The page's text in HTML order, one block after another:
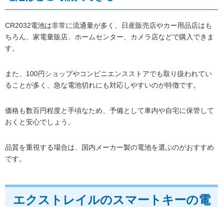
CR2032電池は非常に流通量が多く、日産販売店やカー用品店はも
ちろん、家電量販店、ホームセンター、カメラ店などで購入できま
す。
また、100円ショップやコンビニエンスストアでも取り扱われてい
ることが多く、急な電池切れにも対応しやすいのが特徴です。
価格も数百円程度と手頃なため、予備として車内や自宅に保管して
おくと安心でしょう。
品質を重視する場合は、国内メーカー製の電池を選ぶのがおすすめ
です。
エクストレイルのスマートキーの電